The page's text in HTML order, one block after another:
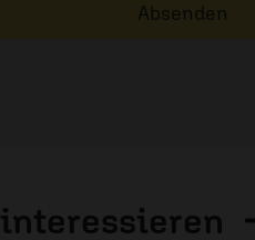
Absenden
interessieren